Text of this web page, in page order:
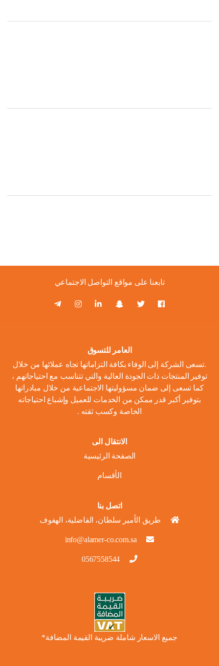
تابعنا على مواقع التواصل الاجتماعي
العامر للتسوق
.تسعى الشركة إلى الوفاء بكافة التزاماتها تجاه عملائها من خلال
توفير المنتجات ذات الجودة العالية والتي تتناسب مع احتياجاتهم ،
كما تسعى إلى ضمان مسؤوليتها الاجتماعية من خلال مبادراتها
بتوفير أكبر قدر ممكن من الخدمات للعميل وإشباع احتياجاته
الخاصة وكسب ثقته .
الانتقال الى
الصفحة الرئيسية
الأقسام
اتصل بنا
طريق الأمير سلطان، الفاضلية، الهفوف
info@alamer-co.com.sa
0567558544
جميع الاسعار شاملة ضريبة القيمة المضافة*